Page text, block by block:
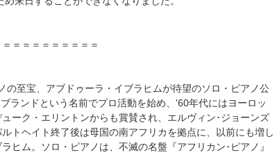
＝＝＝＝＝＝＝＝＝
の至宝、アブドゥーラ・イブラヒムが待望のソロ・ピアノ公
ランドという名前でプロ活動を始め、'60年代にはヨーロッ
ーク・エリントンからも賞賛され、エルヴィン･ジョーンズ
トヘイト終了後は母国の南アフリカを拠点に、以前にも増し
ヒム。ソロ・ピアノは、不滅の名盤『アフリカン･ピアノ』